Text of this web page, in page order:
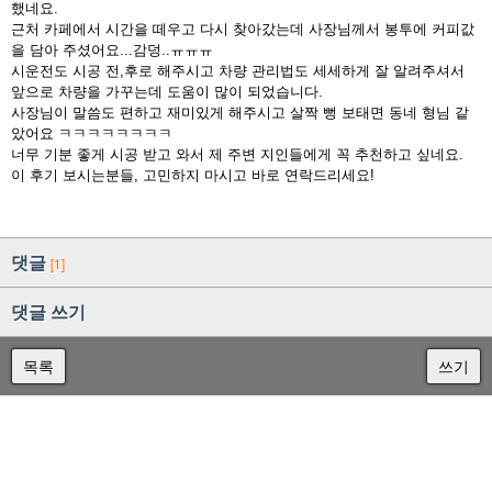
했네요.
근처 카페에서 시간을 떼우고 다시 찾아갔는데 사장님께서 봉투에 커피값
을 담아 주셨어요...감덩..ㅠㅠㅠ
시운전도 시공 전,후로 해주시고 차량 관리법도 세세하게 잘 알려주셔서
앞으로 차량을 가꾸는데 도움이 많이 되었습니다.
사장님이 말씀도 편하고 재미있게 해주시고 살짝 뻥 보태면 동네 형님 같
았어요 ㅋㅋㅋㅋㅋㅋㅋㅋ
너무 기분 좋게 시공 받고 와서 제 주변 지인들에게 꼭 추천하고 싶네요.
이 후기 보시는분들, 고민하지 마시고 바로 연락드리세요!
댓글 [1]
댓글 쓰기
목록 쓰기